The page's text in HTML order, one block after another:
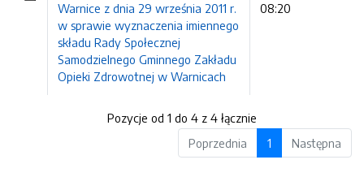
Warnice z dnia 29 września 2011 r.
w sprawie wyznaczenia imiennego
składu Rady Społecznej
Samodzielnego Gminnego Zakładu
Opieki Zdrowotnej w Warnicach
08:20
Pozycje od 1 do 4 z 4 łącznie
Poprzednia
1 Następna